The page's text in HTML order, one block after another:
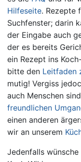
Hilfeseite. Rezepte
Suchfenster; darin
der Eingabe auch
der es bereits
ein Rezept ins
bitte den Leitfaden
mutig! Vergiss
auch Menschen
freundlichen
einen anderen
wir an unserem
Jedenfalls